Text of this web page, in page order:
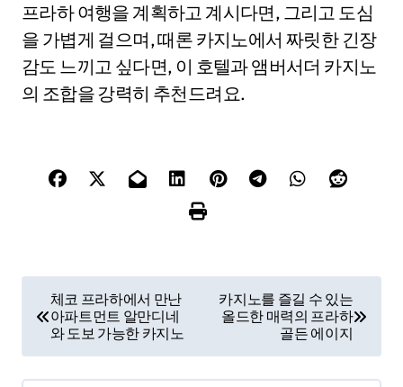
프라하 여행을 계획하고 계시다면, 그리고 도심
을 가볍게 걸으며, 때론 카지노에서 짜릿한 긴장
감도 느끼고 싶다면, 이 호텔과 앰버서더 카지노
의 조합을 강력히 추천드려요.
s
체코 프라하에서 만난
아파트먼트 알만디네
와 도보 가능한 카지노
카지노를 즐길 수 있는
올드한 매력의 프라하
골든 에이지